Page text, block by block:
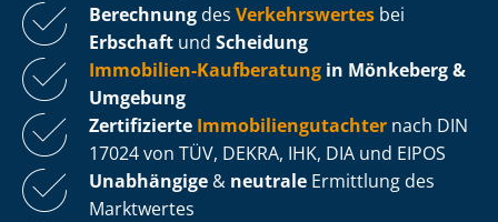
Berechnung des Verkehrswertes bei
Erbschaft und Scheidung
Immobilien-Kaufberatung in Mönkeberg &
Umgebung
Zertifizierte Im­mo­bi­li­en­gut­ach­ter nach DIN
17024 von TÜV, DEKRA, IHK, DIA und EIPOS
Unabhängige & neutrale Ermittlung des
Marktwertes